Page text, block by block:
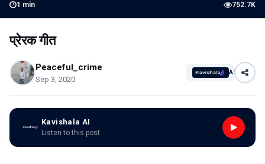
1 min 752.7K
प्रेरक गीत
Peaceful_crime
Sep 3, 2020
AI
Kavishala AI
Listen to this post